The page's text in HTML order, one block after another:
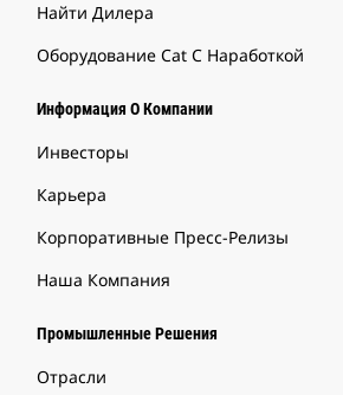
Найти Дилера
Оборудование Cat С Наработкой
Информация О Компании
Инвесторы
Карьера
Корпоративные Пресс-Релизы
Наша Компания
Промышленные Решения
Отрасли